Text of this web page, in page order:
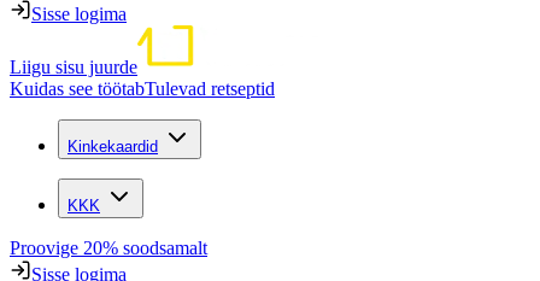
Sisse logima
Liigu sisu juurde
Kuidas see töötabTulevad retseptid
Kinkekaardid
KKK
Proovige 20% soodsamalt
Sisse logima